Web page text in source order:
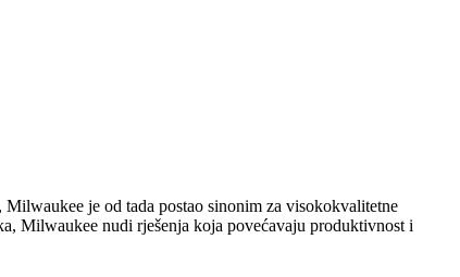
Milwaukee je od tada postao sinonim za visokokvalitetne
Milwaukee nudi rješenja koja povećavaju produktivnost i